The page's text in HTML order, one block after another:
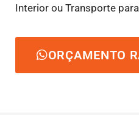
Interior ou Transporte
ORÇAMENTO